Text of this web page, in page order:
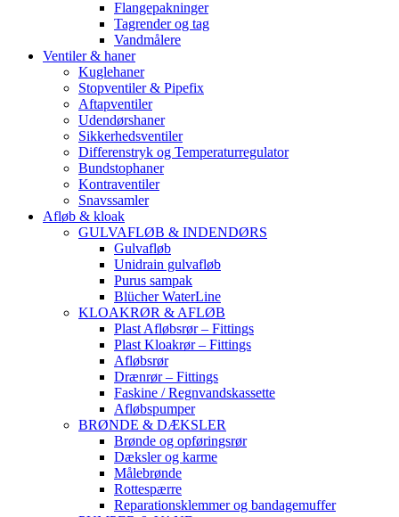
Flangepakninger
Tagrender og tag
Vandmålere
Ventiler & haner
Kuglehaner
Stopventiler & Pipefix
Aftapventiler
Udendørshaner
Sikkerhedsventiler
Differenstryk og Temperaturregulator
Bundstophaner
Kontraventiler
Snavssamler
Afløb & kloak
GULVAFLØB & INDENDØRS
Gulvafløb
Unidrain gulvafløb
Purus sampak
Blücher WaterLine
KLOAKRØR & AFLØB
Plast Afløbsrør – Fittings
Plast Kloakrør – Fittings
Afløbsrør
Drænrør – Fittings
Faskine / Regnvandskassette
Afløbspumper
BRØNDE & DÆKSLER
Brønde og opføringsrør
Dæksler og karme
Målebrønde
Rottespærre
Reparationsklemmer og bandagemuffer